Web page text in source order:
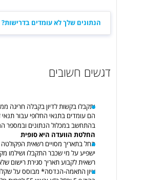
הנתונים שלך לא עומדים
דגשים חשובים
יתקבלו בקשות לדיון בקבלה חריגה
הם עומדים בתנאי החלופי עבור
בהתחשב במכלול הנתונים ובמספר
החלטת הוועדה היא סופית
החל בתאריך מסויים רשאית
ישפיע על מי שכבר התקבלו ושילמו
רשאית לקבוע תאריך סגירת רישום